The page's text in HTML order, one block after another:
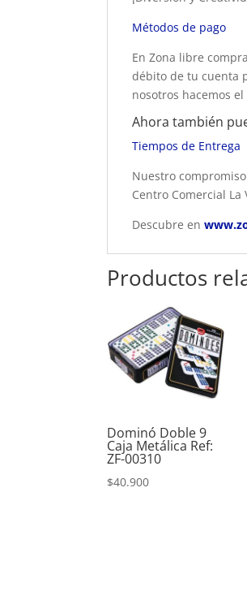
Métodos de pago
En Zona libre
débito de tu cuenta
nosotros hacemos
Ahora también
Tiempos de Entrega
Nuestro
Centro Comercial
Descubre en
Productos
Dominó Doble 9
Caja Metálica Ref:
ZF-00310
$40.900